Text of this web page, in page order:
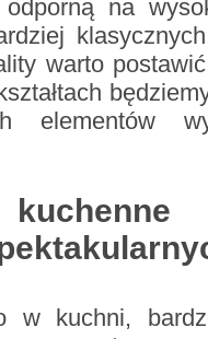
na
warto
elementów
w kuchni,